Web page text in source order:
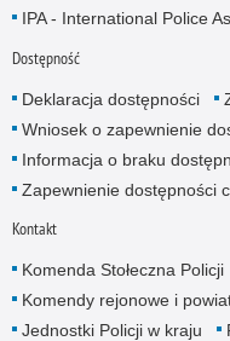
IPA - International Police
Dostępność
Deklaracja dostępności
Wniosek o zapewnienie
Informacja o braku
Zapewnienie dostępności
Kontakt
Komenda Stołeczna Policji
Komendy rejonowe i
Jednostki Policji w kraju